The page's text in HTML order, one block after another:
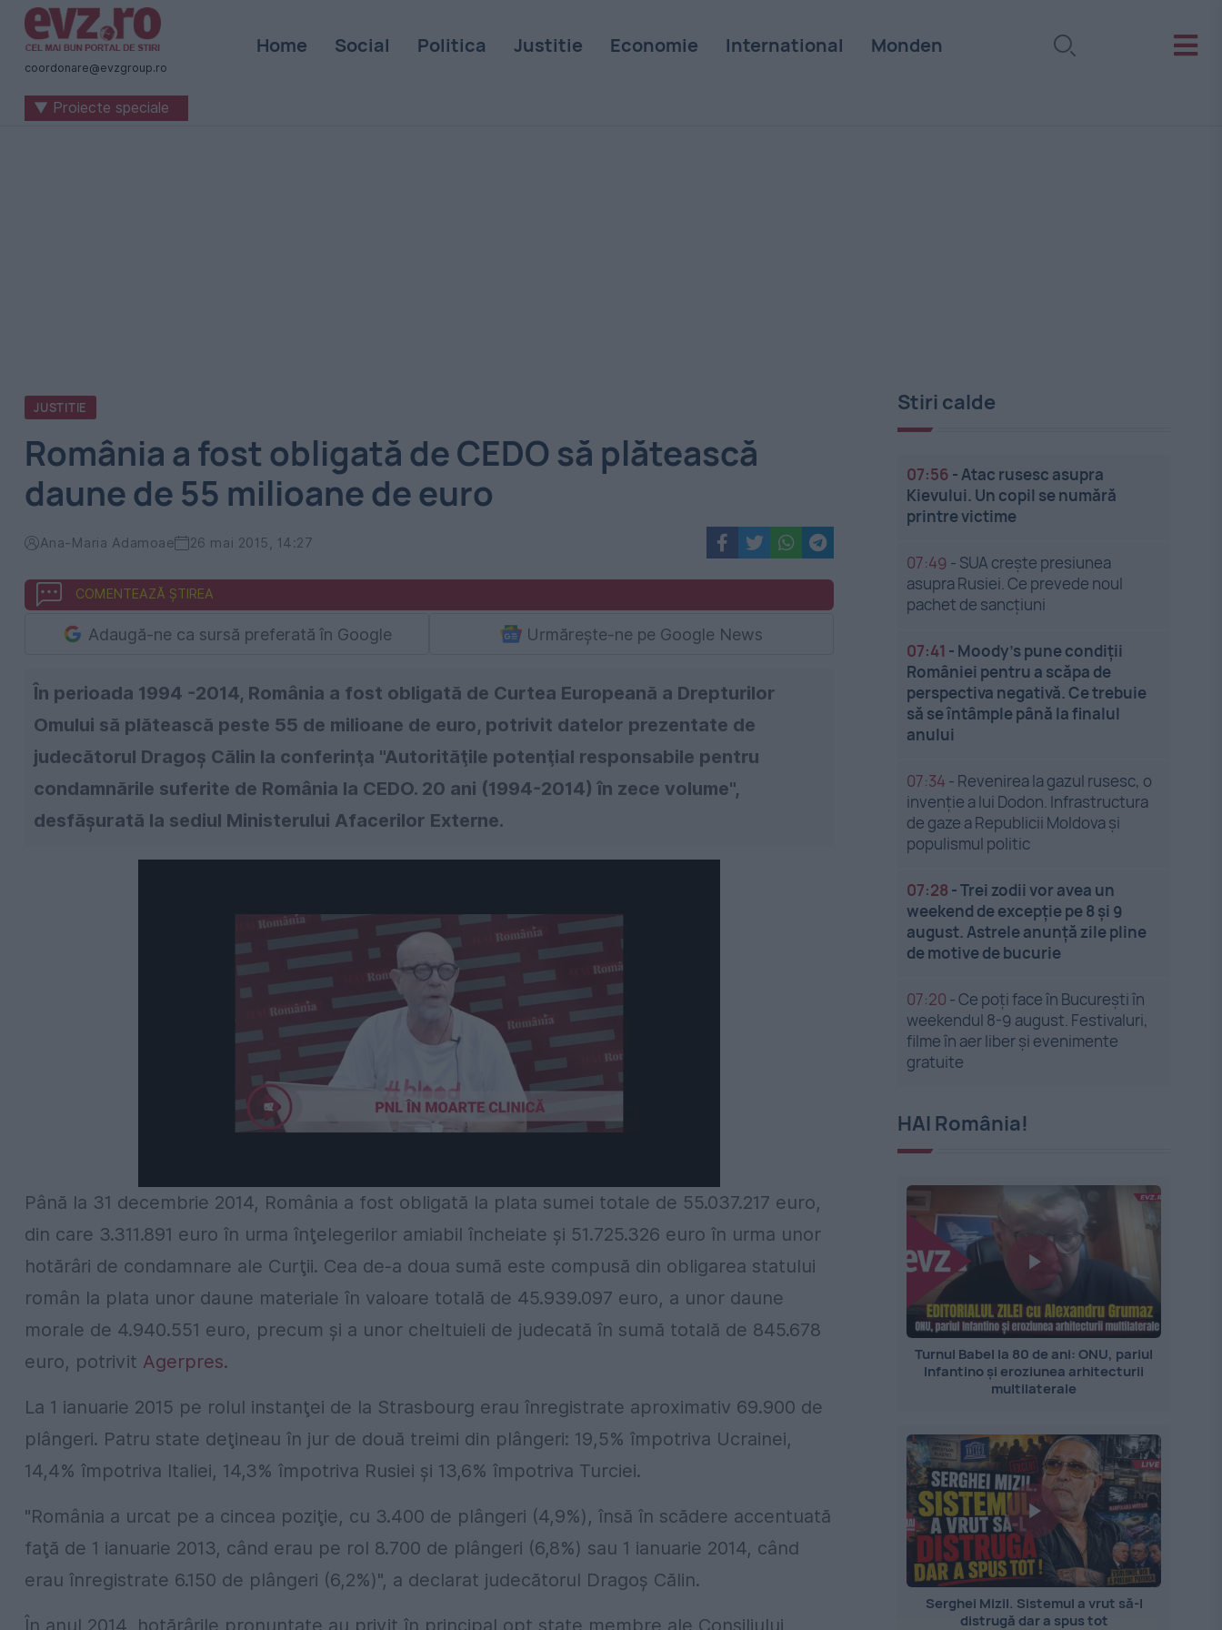
Știri
naționale
internaționale
coordonare@evzgroup.ro
Home Social Politica Justitie Economie International Monden
▼ Proiecte speciale
JUSTITIE
România a fost obligată de CEDO să plătească
daune de 55 milioane de euro
Ana-Maria Adamoae 26 mai 2015, 14:27
COMENTEAZĂ ȘTIREA
Adaugă-ne ca sursă preferată în Google Urmărește-ne pe Google News
În perioada 1994 -2014, România a fost obligată de Curtea Europeană a Drepturilor
Omului să plătească peste 55 de milioane de euro, potrivit datelor prezentate de
judecătorul Dragoş Călin la conferinţa "Autorităţile potenţial responsabile pentru
condamnările suferite de România la CEDO. 20 ani (1994-2014) în zece volume",
desfăşurată la sediul Ministerului Afacerilor Externe.
Până la 31 decembrie 2014, România a fost obligată la plata sumei totale de 55.037.217 euro,
din care 3.311.891 euro în urma înţelegerilor amiabil încheiate şi 51.725.326 euro în urma unor
hotărâri de condamnare ale Curţii. Cea de-a doua sumă este compusă din obligarea statului
român la plata unor daune materiale în valoare totală de 45.939.097 euro, a unor daune
morale de 4.940.551 euro, precum şi a unor cheltuieli de judecată în sumă totală de 845.678
euro, potrivit Agerpres.
La 1 ianuarie 2015 pe rolul instanţei de la Strasbourg erau înregistrate aproximativ 69.900 de
plângeri. Patru state deţineau în jur de două treimi din plângeri: 19,5% împotriva Ucrainei,
14,4% împotriva Italiei, 14,3% împotriva Rusiei şi 13,6% împotriva Turciei.
"România a urcat pe a cincea poziţie, cu 3.400 de plângeri (4,9%), însă în scădere accentuată
faţă de 1 ianuarie 2013, când erau pe rol 8.700 de plângeri (6,8%) sau 1 ianuarie 2014, când
erau înregistrate 6.150 de plângeri (6,2%)", a declarat judecătorul Dragoş Călin.
În anul 2014, hotărârile pronunţate au privit în principal opt state membre ale Consiliului
Stiri calde
07:56 -Atac rusesc asupra
Kievului. Un copil se numără
printre victime
07:49 - SUA crește presiunea
asupra Rusiei. Ce prevede noul
pachet de sancțiuni
07:41 - Moody’s pune condiții
României pentru a scăpa de
perspectiva negativă. Ce trebuie
să se întâmple până la finalul
anului
07:34 - Revenirea la gazul rusesc, o
invenție a lui Dodon. Infrastructura
de gaze a Republicii Moldova și
populismul politic
07:28 -Trei zodii vor avea un
weekend de excepție pe 8 și 9
august. Astrele anunță zile pline
de motive de bucurie
07:20 -Ce poți face în București în
weekendul 8-9 august. Festivaluri,
filme în aer liber și evenimente
gratuite
HAI România!
Turnul Babel la 80 de ani: ONU, pariul
Infantino și eroziunea arhitecturii
multilaterale
Serghei Mizil. Sistemul a vrut să-l
distrugă dar a spus tot